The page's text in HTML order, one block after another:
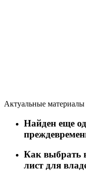
Актуальные материалы
Найден еще
Как выбрать
лист для